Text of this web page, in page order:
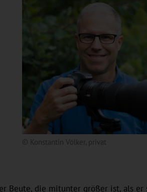
© Konstantin Völker, privat
Beute, die mitunter größer ist, als er